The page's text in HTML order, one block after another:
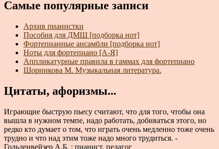
Самые популярные записи
Архив пианистки
Пособия для ДМШ [подборка нот]
Фортепианные ансамбли [подборка нот]
Ноты для фортепиано [А-Я]
Аппликатурные правила в гаммах для фортепиано
Шорникова М. Музыкальная литература.
Цитаты, афоризмы...
Играющие быструю пьесу считают, что для того, чтобы она
вышла в нужном темпе, надо работать, добиваться этого, но
редко кто думает о том, что играть очень медленно тоже очень
трудно и что над этим тоже надо много трудиться. -
Гольденвейзер А.Б. : пианист, педагог